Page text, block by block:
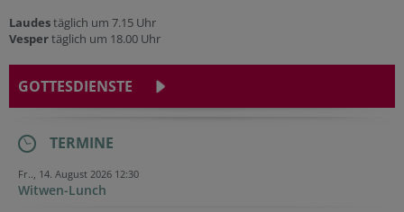
Laudestäglich um 7.15 Uhr
Vespertäglich um 18.00 Uhr
GOTTESDIENSTE
TERMINE
Fr.., 14. August 2026 12:30
Witwen-Lunch